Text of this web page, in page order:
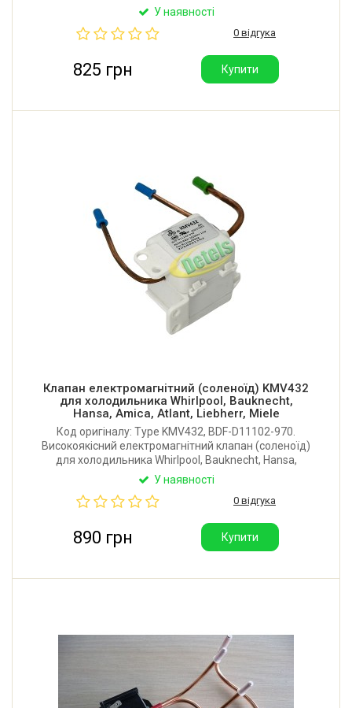
У наявності
0 відгука
825 грн Купити
Клапан електромагнітний (соленоїд) KMV432
для холодильника Whirlpool, Bauknecht,
Hansa, Amica, Atlant, Liebherr, Miele
Код оригіналу: Type KMV432, BDF-D11102-970.
Високоякісний електромагнітний клапан (соленоїд)
для холодильника Whirlpool, Bauknecht, Hansa,
Amica, Atlant, Liebherr, Miele. Параметри: AC220-
SANHUA (Китай).
У наявності
0 відгука
890 грн Купити